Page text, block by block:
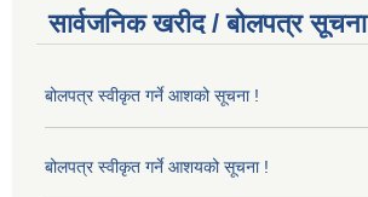
सार्वजनिक खरीद / बोलपत्र सूचना
बोलपत्र स्वीकृत गर्ने आशको सूचना !
बोलपत्र स्वीकृत गर्ने आशयको सूचना !